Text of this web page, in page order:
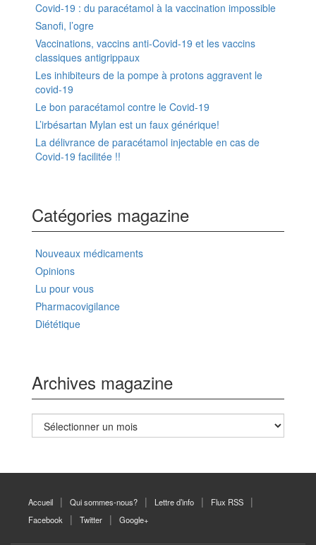
Covid-19 : du paracétamol à la vaccination impossible
Sanofi, l’ogre
Vaccinations, vaccins anti-Covid-19 et les vaccins
classiques antigrippaux
Les inhibiteurs de la pompe à protons aggravent le
covid-19
Le bon paracétamol contre le Covid-19
L’irbésartan Mylan est un faux générique!
La délivrance de paracétamol injectable en cas de
Covid-19 facilitée !!
Catégories magazine
Nouveaux médicaments
Opinions
Lu pour vous
Pharmacovigilance
Diététique
Archives magazine
Archives
magazine
Accueil Qui sommes-nous? Lettre d’info
Flux RSS
Facebook
Twitter Google+